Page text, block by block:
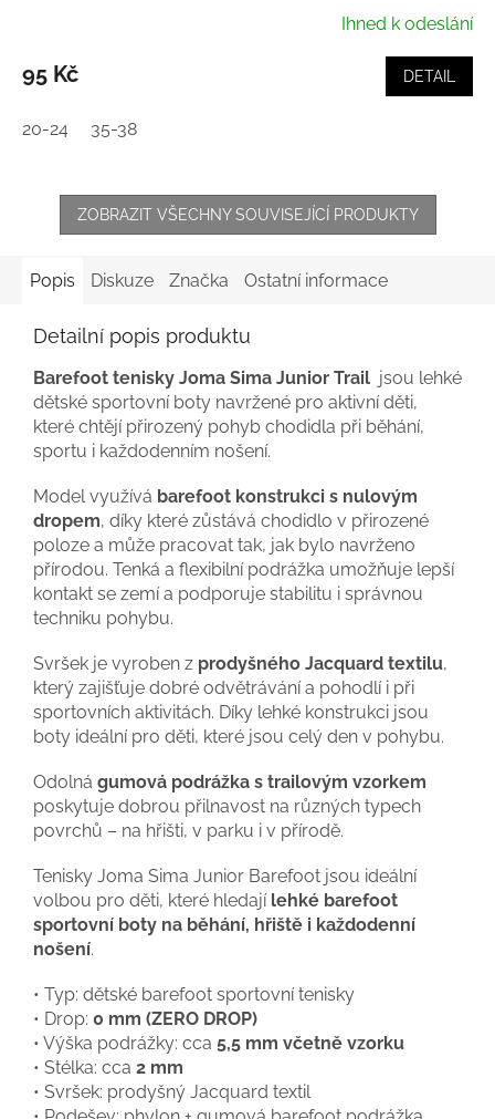
Ihned k odeslání
95 Kč DETAIL
20-24 35-38
ZOBRAZIT VŠECHNY SOUVISEJÍCÍ PRODUKTY
Popis Diskuze Značka Ostatní informace
Detailní popis produktu
Barefoot tenisky Joma Sima Junior Trail jsou lehké
dětské sportovní boty navržené pro aktivní děti,
které chtějí přirozený pohyb chodidla při běhání,
sportu i každodenním nošení.
Model využívá barefoot konstrukci s nulovým
dropem, díky které zůstává chodidlo v přirozené
poloze a může pracovat tak, jak bylo navrženo
přírodou. Tenká a flexibilní podrážka umožňuje lepší
kontakt se zemí a podporuje stabilitu i správnou
techniku pohybu.
Svršek je vyroben z prodyšného Jacquard textilu,
který zajišťuje dobré odvětrávání a pohodlí i při
sportovních aktivitách. Díky lehké konstrukci jsou
boty ideální pro děti, které jsou celý den v pohybu.
Odolná gumová podrážka s trailovým vzorkem
poskytuje dobrou přilnavost na různých typech
povrchů – na hřišti, v parku i v přírodě.
Tenisky Joma Sima Junior Barefoot jsou ideální
volbou pro děti, které hledají lehké barefoot
sportovní boty na běhání, hřiště i každodenní
nošení.
• Typ: dětské barefoot sportovní tenisky
• Drop: 0 mm (ZERO DROP)
• Výška podrážky: cca 5,5 mm včetně vzorku
• Stélka: cca 2 mm
• Svršek: prodyšný Jacquard textil